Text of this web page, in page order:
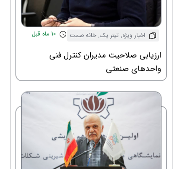
اخبار ویژه, تیتر یک, خانه صمت 10 ماه قبل
ارزیابی صلاحیت مدیران کنترل فنی
واحدهای صنعتی